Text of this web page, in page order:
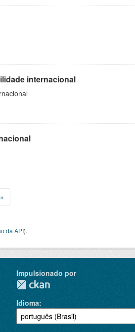
internacional
»
da API).
Impulsionado por
Idioma